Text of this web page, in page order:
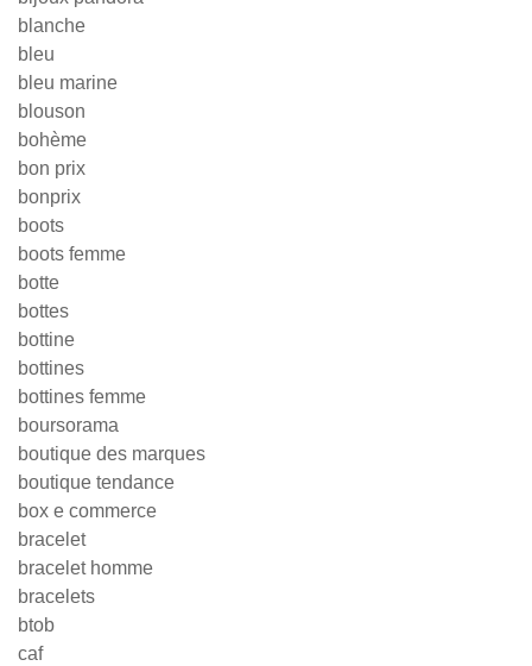
blanche
bleu
bleu marine
blouson
bohème
bon prix
bonprix
boots
boots femme
botte
bottes
bottine
bottines
bottines femme
boursorama
boutique des marques
boutique tendance
box e commerce
bracelet
bracelet homme
bracelets
btob
caf